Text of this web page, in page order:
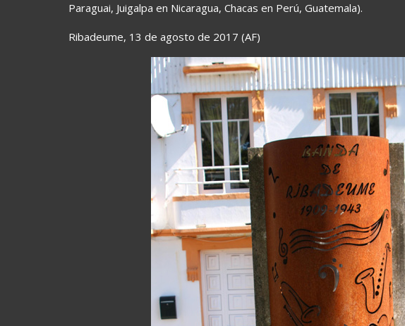
Paraguai, Juigalpa en Nicaragua, Chacas en Perú, Guatemala).
Ribadeume, 13 de agosto de 2017 (AF)